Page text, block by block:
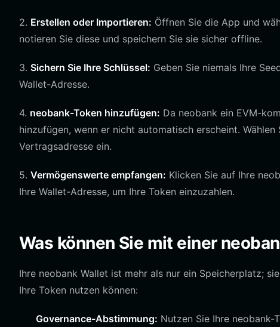
2. Erstellen oder Importieren: Öffnen Sie die App und
notieren Sie diese und speichern Sie sie sicher offline.
3. Sichern Sie Ihre Schlüssel: Geben Sie niemals Ihre
Wallet-Adresse.
4. neobank-Token hinzufügen: Da neobank ein EVM-
hinzufügen, wenn er nicht automatisch erscheint.
Vertragsadresse ein.
5. Vermögenswerte empfangen: Klicken Sie auf Ihre
Ihre Wallet-Adresse, um Ihre Token einzuzahlen.
Was können Sie mit einer
Ihre neobank Wallet ist mehr als nur ein Speicherplatz;
Ihre Token nutzen können:
Governance-Abstimmung: Nutzen Sie Ihre neobank-